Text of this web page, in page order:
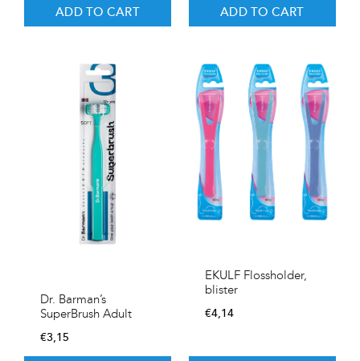
ADD TO CART ADD TO CART
Dr. Barman’s
SuperBrush Adult
€3,15
EKULF Flossholder,
blister
€4,14